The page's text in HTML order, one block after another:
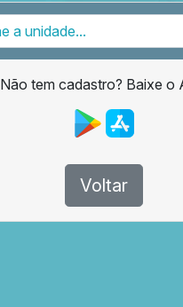
Não tem cadastro? Baixe o
Voltar